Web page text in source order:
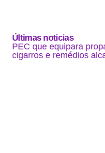
Últimas noticias
PEC que equipara
cigarros e remédios